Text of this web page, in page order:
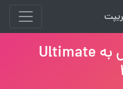
افزونه اتصال ووکامرس به Ultimate